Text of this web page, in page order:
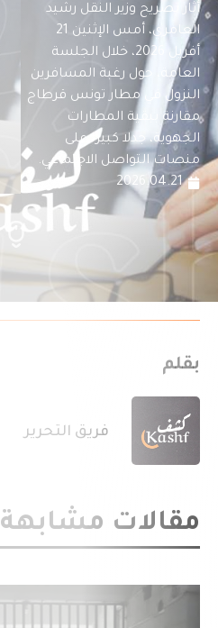
أثار تصريح وزير النقل رشيد
العامري، أمس الإثنين 21
أفريل 2026، خلال الجلسة
العامة، حول رغبة المسافرين
النزول في مطار تونس قرطاج
مقارنة ببقية المطارات
الجهوية، جدلا كبيرا على
منصات التواصل الاجتماعي.
2026.04.21
بقلم
فريق التحرير
مقالات مشابهة